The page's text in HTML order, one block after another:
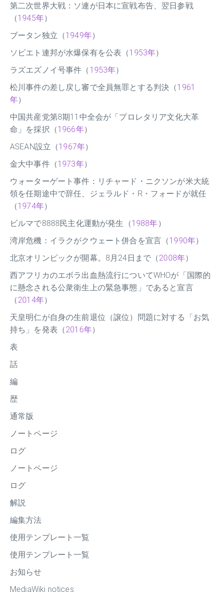
第二次世界大戦：ソ連が日本に宣戦布告、翌日参戦
（1945年）
ブータン独立（1949年）
ソビエト連邦が水爆保有を公表（1953年）
ラズエズノイ号事件（ 1953年）
松川事件の差し戻し審で全員無罪とする判決（1961
年）
中国共産党第8期11中全会が「プロレタリア文化大革
命」を採択（1966年）
ASEAN設立（1967年）
金大中事件（1973年）
ウォーターゲート事件：リチャード・ニクソンが米大統
領を任期途中で辞任、ジェラルド・R・フォードが就任
（1974年）
ビルマで8888民主化運動が発生（1988年）
湾岸危機：イラクがクウェート併合を宣言（1990年）
北京オリンピックが開幕。8月24日まで（2008年）
西アフリカのエボラ出血熱流行についてWHOが「国際的
に懸念される公衆衛生上の緊急事態」であると宣言
（2014年）
天皇明仁が自身の生前退位（譲位）問題に対する「お気
持ち」を発表（2016年）
表
話
編
歴
通常版
ノートページ
ログ
ノートページ
ログ
解説
編集方法
使用テンプレート一覧
使用テンプレート一覧
お知らせ
MediaWiki notices